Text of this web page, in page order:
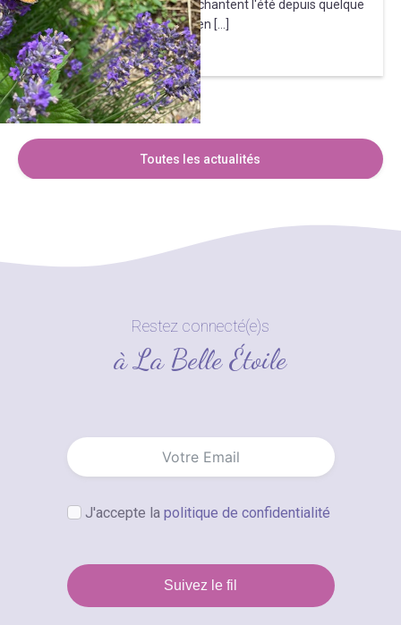
Ca y est c'est parti ! Les oiseaux chantent l'été depuis quelque
temps déjà et la nature est très en […]
Tirez le fil
Toutes les actualités
Restez connecté(e)s
à La Belle Étoile
J'accepte la politique de confidentialité
Suivez le fil